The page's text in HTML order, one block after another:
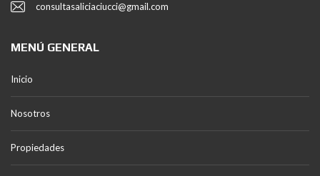
consultasaliciaciucci@gmail.com
MENÚ GENERAL
Inicio
Nosotros
Propiedades